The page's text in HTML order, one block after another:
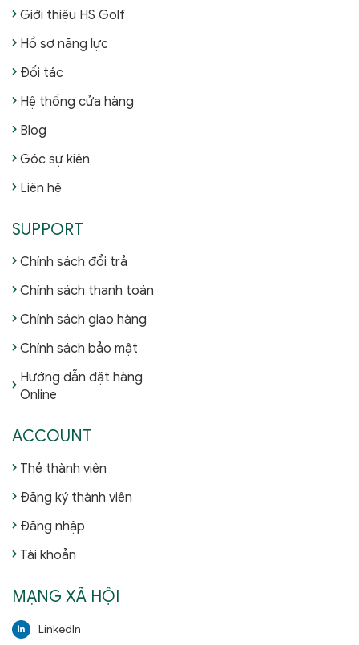
Giới thiệu HS Golf
Hồ sơ năng lực
Đối tác
Hệ thống cửa hàng
Blog
Góc sự kiện
Liên hệ
SUPPORT
Chính sách đổi trả
Chính sách thanh toán
Chính sách giao hàng
Chính sách bảo mật
Hướng dẫn đặt hàng
Online
ACCOUNT
Thẻ thành viên
Đăng ký thành viên
Đăng nhập
Tài khoản
MẠNG XÃ HỘI
LinkedIn